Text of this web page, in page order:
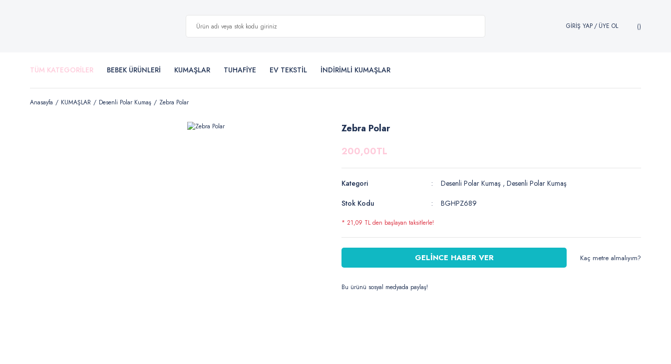
GİRİŞ YAP/ ÜYE OL
TÜM KATEGORİLER BEBEK ÜRÜNLERİ KUMAŞLAR TUHAFİYE EV TEKSTİL İNDİRİMLİ KUMAŞLAR
Anasayfa KUMAŞLAR Desenli Polar Kumaş Zebra Polar
Zebra Polar
200,00TL
Kategori Desenli Polar Kumaş , Desenli Polar Kumaş
Stok Kodu
BGHPZ689
* 21,09 TL den başlayan taksitlerle!
GELİNCE HABER VER Kaç metre almalıyım?
Bu ürünü sosyal medyada paylaş!